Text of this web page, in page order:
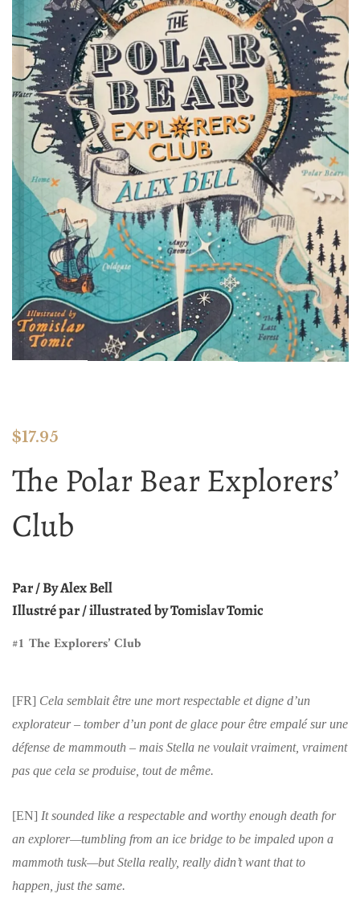
$17.95
The Polar Bear Explorers’
Club
Par / By Alex Bell
Illustré par / illustrated by Tomislav Tomic
#1 The Explorers’ Club
[FR] Cela semblait être une mort respectable et digne d’un
explorateur – tomber d’un pont de glace pour être empalé sur une
défense de mammouth – mais Stella ne voulait vraiment, vraiment
pas que cela se produise, tout de même.
[EN] It sounded like a respectable and worthy enough death for
an explorer—tumbling from an ice bridge to be impaled upon a
mammoth tusk—but Stella really, really didn’t want that to
happen, just the same.